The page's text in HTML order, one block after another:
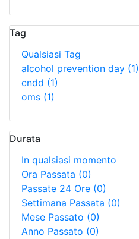
Tag
Qualsiasi Tag
alcohol prevention day (1)
cndd (1)
oms (1)
Durata
In qualsiasi momento
Ora Passata (0)
Passate 24 Ore (0)
Settimana Passata (0)
Mese Passato (0)
Anno Passato (0)